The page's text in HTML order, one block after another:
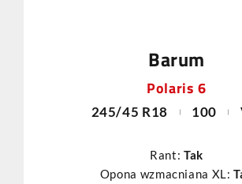
Barum
Polaris 6
245/45 R18 100
Rant: Tak
Opona wzmacniana XL: